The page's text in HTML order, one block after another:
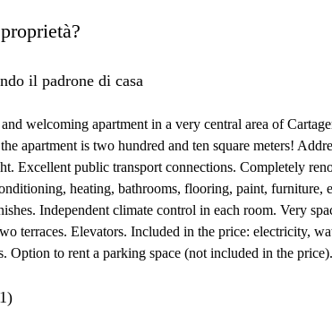
il padrone di casa
welcoming apartment in a very central area of
apartment is ​​two hundred and ten square meters!
Excellent public transport connections. Completely
heating, bathrooms, flooring, paint, furniture,
Independent climate control in each room. Very
terraces. Elevators. Included in the price: electricity,
Option to rent a parking space (not included in the price).